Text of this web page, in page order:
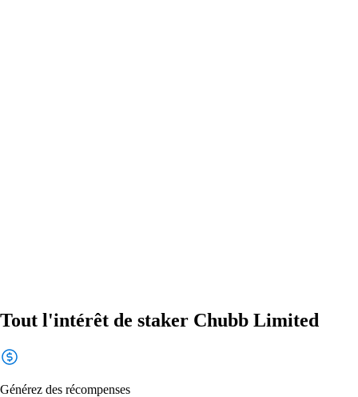
Tout l'intérêt de staker Chubb Limited
Générez des récompenses